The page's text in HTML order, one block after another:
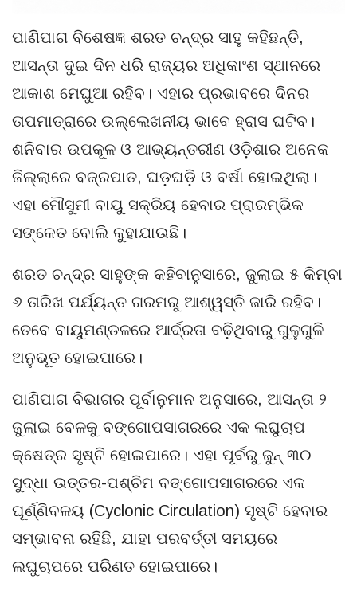
ପାଣିପାଗ ବିଶେଷଜ୍ଞ ଶରତ ଚନ୍ଦ୍ର ସାହୁ କହିଛନ୍ତି,
ଆସନ୍ତା ଦୁଇ ଦିନ ଧରି ରାଜ୍ୟର ଅଧିକାଂଶ ସ୍ଥାନରେ
ଆକାଶ ମେଘୁଆ ରହିବ। ଏହାର ପ୍ରଭାବରେ ଦିନର
ତାପମାତ୍ରାରେ ଉଲ୍ଲେଖନୀୟ ଭାବେ ହ୍ରାସ ଘଟିବ।
ଶନିବାର ଉପକୂଳ ଓ ଆଭ୍ୟନ୍ତରୀଣ ଓଡ଼ିଶାର ଅନେକ
ଜିଲ୍ଲାରେ ବଜ୍ରପାତ, ଘଡ଼ଘଡ଼ି ଓ ବର୍ଷା ହୋଇଥିଲା।
ଏହା ମୌସୁମୀ ବାୟୁ ସକ୍ରିୟ ହେବାର ପ୍ରାରମ୍ଭିକ
ସଙ୍କେତ ବୋଲି କୁହାଯାଉଛି।
ଶରତ ଚନ୍ଦ୍ର ସାହୁଙ୍କ କହିବାନୁସାରେ, ଜୁଲାଇ ୫ କିମ୍ବା
୬ ତାରିଖ ପର୍ଯ୍ୟନ୍ତ ଗରମରୁ ଆଶ୍ୱସ୍ତି ଜାରି ରହିବ।
ତେବେ ବାୟୁମଣ୍ଡଳରେ ଆର୍ଦ୍ରତା ବଢ଼ିଥିବାରୁ ଗୁଳୁଗୁଳି
ଅନୁଭୂତ ହୋଇପାରେ।
ପାଣିପାଗ ବିଭାଗର ପୂର୍ବାନୁମାନ ଅନୁସାରେ, ଆସନ୍ତା ୨
ଜୁଲାଇ ବେଳକୁ ବଙ୍ଗୋପସାଗରରେ ଏକ ଲଘୁଚାପ
କ୍ଷେତ୍ର ସୃଷ୍ଟି ହୋଇପାରେ। ଏହା ପୂର୍ବରୁ ଜୁନ୍ ୩୦
ସୁଦ୍ଧା ଉତ୍ତର-ପଶ୍ଚିମ ବଙ୍ଗୋପସାଗରରେ ଏକ
ଘୂର୍ଣ୍ଣିବଳୟ (Cyclonic Circulation) ସୃଷ୍ଟି ହେବାର
ସମ୍ଭାବନା ରହିଛି, ଯାହା ପରବର୍ତ୍ତୀ ସମୟରେ
ଲଘୁଚାପରେ ପରିଣତ ହୋଇପାରେ।